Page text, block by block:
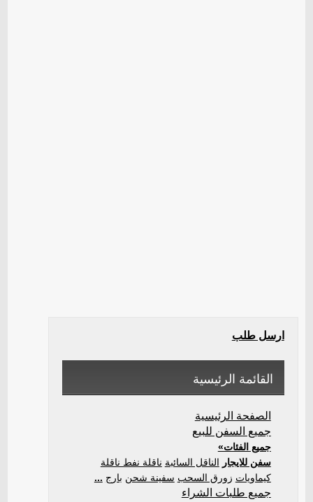
ارسل طلب
القائمة الرئيسية
الصفحة الرئيسية
جميع السفن للبيع
جميع الفئات»
سفن للايجار الناقل السائبة ناقلة نفط ناقلة
كيماويات زورق السحب سفينة شحن بارج ...
جميع طلبات الشراء